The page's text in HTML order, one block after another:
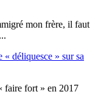
mon frère, il faut
déliquesce » sur sa
fort » en 2017